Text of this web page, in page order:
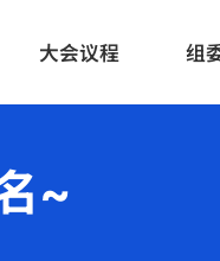
大会议程 组
~